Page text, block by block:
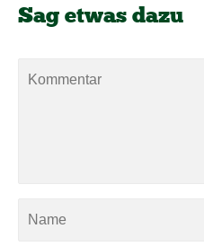
Sag etwas dazu